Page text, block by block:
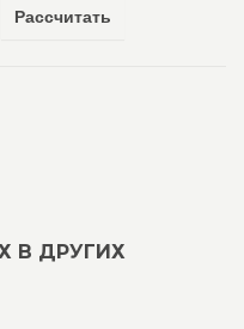
Рассчитать
В ДРУГИХ